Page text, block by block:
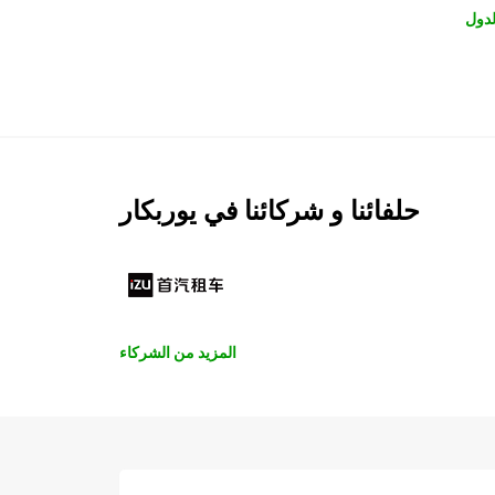
حلفائنا و شركائنا في يوربكار
المزيد من الشركاء